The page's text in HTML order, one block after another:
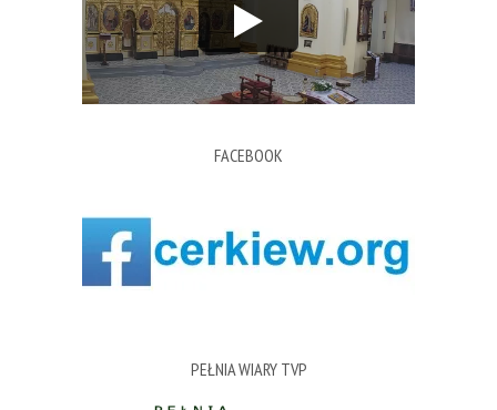
FACEBOOK
PEŁNIA WIARY TVP